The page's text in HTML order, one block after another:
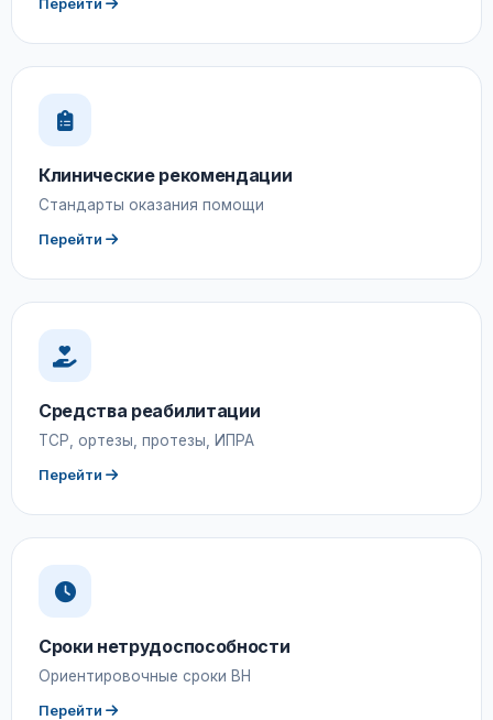
Перейти
Клинические рекомендации
Стандарты оказания помощи
Перейти
Средства реабилитации
ТСР, ортезы, протезы, ИПРА
Перейти
Сроки нетрудоспособности
Ориентировочные сроки ВН
Перейти